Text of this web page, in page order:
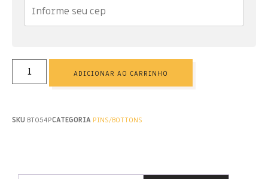
ADICIONAR AO CARRINHO
SKU BT054PCATEGORIA PINS/BOTTONS